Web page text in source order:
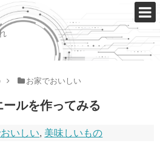
お家でおいしい
ルを作ってみる
いしい, 美味しいもの